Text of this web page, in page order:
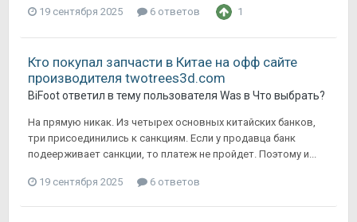
19 сентября 2025 6 ответов 1
Кто покупал запчасти в Китае на офф сайте
производителя twotrees3d.com
BiFootответил в тему пользователя Was в Что выбрать?
На прямую никак. Из четырех основных китайских банков,
три присоединились к санкциям. Если у продавца банк
подеерживает санкции, то платеж не пройдет. Поэтому и...
19 сентября 2025 6 ответов